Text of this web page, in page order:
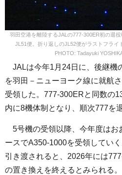
羽田空港を離陸するJALの777-300ER初の退
JL51便。折り返しのJL52便がラストフライ
PHOTO: Tadayuki
JALは今年1月24日に、後継機
を羽田－ニューヨーク線に就航
受領した。777-300ERと同数の
内に8機体制となり、順次777を
5号機の受領以降、今年度はお
ースでA350-1000を受領してい
引き渡されると、2026年には
の置き換えを終えるとみられる。